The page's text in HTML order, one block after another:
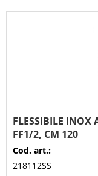
FLESSIBILE INOX
FF1/2, CM 120
Cod. art.:
218112SS